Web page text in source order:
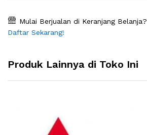
Mulai Berjualan di Keranjang Belanja?
Daftar Sekarang!
Produk Lainnya di Toko Ini